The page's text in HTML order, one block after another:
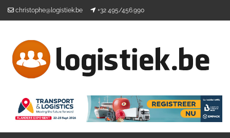
christophe@logistiek.be +32 495/456.990